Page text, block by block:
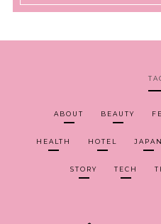
ABOUT BEAUTY
HEALTH HOTEL JAPAN
STORY TECH